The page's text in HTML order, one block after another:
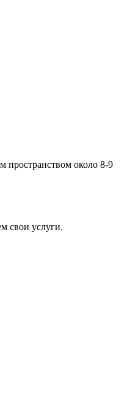
пространством около 8-9
свои услуги.